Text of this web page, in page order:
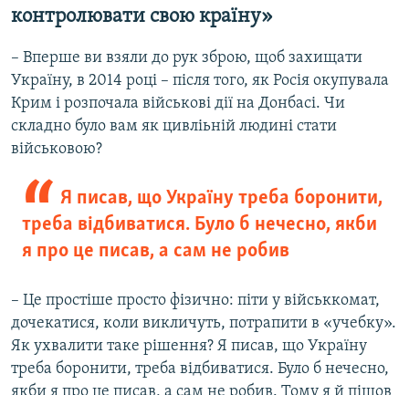
контролювати свою країну»
– Вперше ви взяли до рук зброю, щоб захищати
Україну, в 2014 році – після того, як Росія окупувала
Крим і розпочала військові дії на Донбасі. Чи
складно було вам як цивліьній людині стати
військовою?
Я писав, що Україну треба боронити,
треба відбиватися. Було б нечесно, якби
я про це писав, а сам не робив
– Це простіше просто фізично: піти у військкомат,
дочекатися, коли викличуть, потрапити в «учебку».
Як ухвалити таке рішення? Я писав, що Україну
треба боронити, треба відбиватися. Було б нечесно,
якби я про це писав, а сам не робив. Тому я й пішов